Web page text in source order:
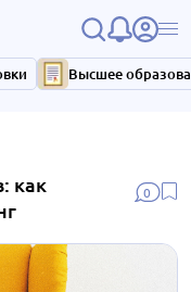
Высшее
0
как